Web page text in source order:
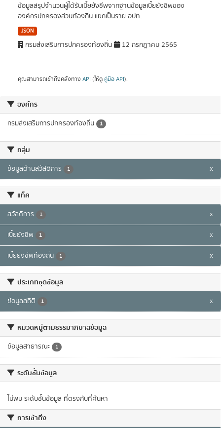
องค์กร
กรมส่งเสริมการปกครองท้องถิ่น 1
กลุ่ม
ข้อมูลด้านสวัสดิการ 1 x
แท็ค
สวัสดิการ 1 x
เบี้ยยังชีพ 1 x
เบี้ยยังชีพท้องถิ่น 1 x
ประเภทชุดข้อมูล
ข้อมูลสถิติ 1 x
หมวดหมู่ตามธรรมาภิบาลข้อมูล
ข้อมูลสาธารณะ 1
ระดับชั้นข้อมูล
ไม่พบ ระดับชั้นข้อมูล ที่ตรงกับที่ค้นหา
การเข้าถึง
ข้อมูลสรุปจำนวนผู้ได้รับเบี้ยยังชีพจากฐานข้อมูลเบี้ยยังชีพของ
องค์กรปกครองส่วนท้องถิ่น แยกเป็นราย อปท.
JSON
กรมส่งเสริมการปกครองท้องถิ่น 12 กรกฎาคม 2565
คุณสามารถเข้าถึงคลังทาง API (ให้ดู คู่มือ API).